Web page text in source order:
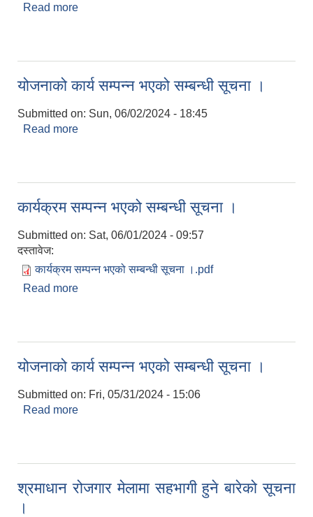
Read more
योजनाको कार्य सम्पन्न भएको सम्बन्धी सूचना ।
Submitted on: Sun, 06/02/2024 - 18:45
Read more
कार्यक्रम सम्पन्न भएको सम्बन्धी सूचना ।
Submitted on: Sat, 06/01/2024 - 09:57
दस्तावेज:
कार्यक्रम सम्पन्न भएको सम्बन्धी सूचना ।.pdf
Read more
योजनाको कार्य सम्पन्न भएको सम्बन्धी सूचना ।
Submitted on: Fri, 05/31/2024 - 15:06
Read more
श्रमाधान रोजगार मेलामा सहभागी हुने बारेको सूचना
।